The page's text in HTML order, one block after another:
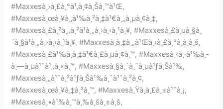
#Maxxesà¸›à¸£à¸°à¹‚à¸¢à¸Šà¸™à¹Œ,
#Maxxesà¸œà¸¥à¸‚à¹‰à¸²à¸‡à¹€à¸„à¸µà¸¢à¸‡,
#Maxxesà¸£à¸²à¸„à¸²à¹à¸„à¸›à¸‹à¸¹à¸¥, #Maxxesà¸£à¸µà¸§à¸
´à¸§à¹à¸„à¸›à¸‹à¸¹à¸¥, #Maxxesà¸­à¸‡à¸„à¹Œà¸›à¸£à¸°à¸à¸­à¸š,
#Maxxesà¸£à¹‰à¸­à¸‡à¹€à¸£à¸µà¸¢à¸™, #Maxxesà¸‹à¸·à¹‰à¸­
à¸—à¸µà¹ˆà¹„à¸«à¸™, #Maxxesà¸§à¸´à¸˜à¸µà¹ƒà¸Šà¹‰,
#Maxxesà¸„à¹ˆà¸²à¹ƒà¸Šà¹‰à¸ˆà¹ˆà¸²à¸¢,
#Maxxesà¸œà¸¥à¸‡à¸²à¸™, #Maxxesà¸Ÿà¸­à¸£à¸±à¹ˆà¸¡,
#Maxxesà¸•à¹‰à¸™à¸‰à¸šà¸±à¸š,